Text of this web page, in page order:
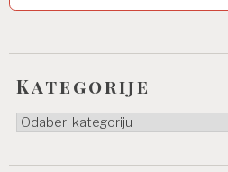
Kategorije
Kategorije